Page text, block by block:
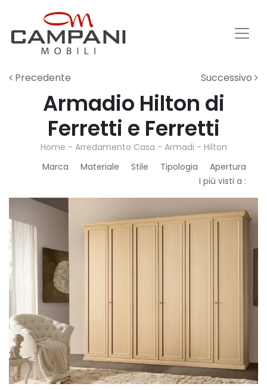
Precedente Successivo
Armadio Hilton di
Ferretti e Ferretti
Home - Arredamento Casa - Armadi - Hilton
Marca
Materiale Stile Tipologia
Apertura
I più visti a :